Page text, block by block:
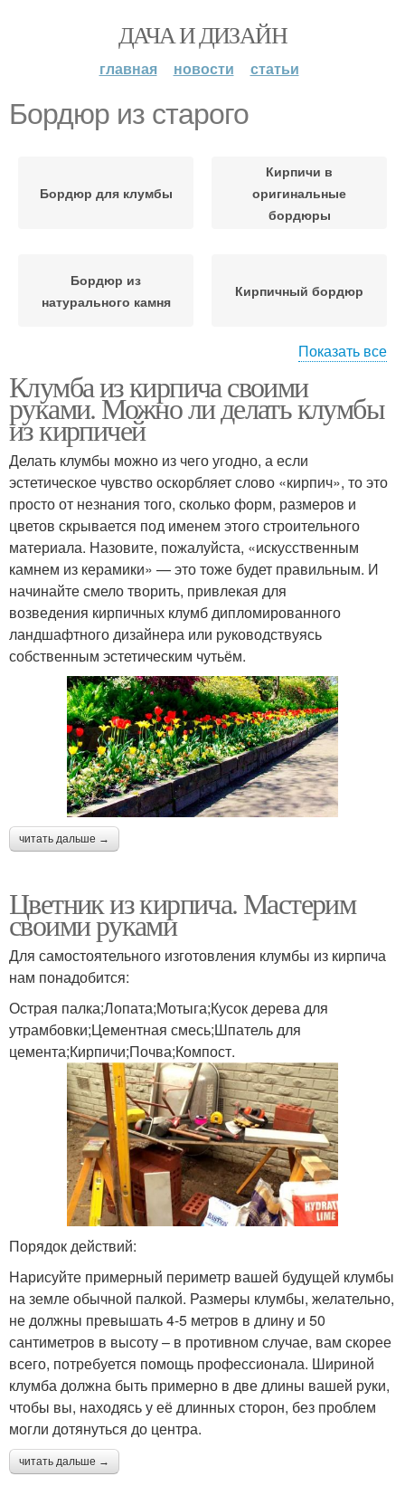
ДАЧА И ДИЗАЙН
главная новости статьи
Бордюр из старого
Бордюр для клумбы
Кирпичи в
оригинальные
бордюры
Бордюр из
натурального камня
Кирпичный бордюр
Клумбы из старого Бордюр из кирпича
Показать все
Клумба из кирпича своими
руками. Можно ли делать клумбы
из кирпичей
Делать клумбы можно из чего угодно, а если
эстетическое чувство оскорбляет слово «кирпич», то это
просто от незнания того, сколько форм, размеров и
цветов скрывается под именем этого строительного
материала. Назовите, пожалуйста, «искусственным
камнем из керамики» — это тоже будет правильным. И
начинайте смело творить, привлекая для
возведения кирпичных клумб дипломированного
ландшафтного дизайнера или руководствуясь
собственным эстетическим чутьём.
читать дальше →
Цветник из кирпича. Мастерим
своими руками
Для самостоятельного изготовления клумбы из кирпича
нам понадобится:
Острая палка;Лопата;Мотыга;Кусок дерева для
утрамбовки;Цементная смесь;Шпатель для
цемента;Кирпичи;Почва;Компост.
Порядок действий:
Нарисуйте примерный периметр вашей будущей клумбы
на земле обычной палкой. Размеры клумбы, желательно,
не должны превышать 4-5 метров в длину и 50
сантиметров в высоту – в противном случае, вам скорее
всего, потребуется помощь профессионала. Шириной
клумба должна быть примерно в две длины вашей руки,
чтобы вы, находясь у её длинных сторон, без проблем
могли дотянуться до центра.
читать дальше →